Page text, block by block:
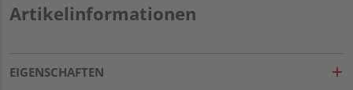
Artikelinformationen
EIGENSCHAFTEN